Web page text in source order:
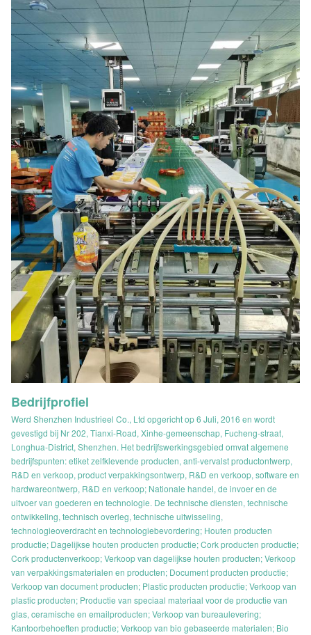
Bedrijfprofiel
Werd Shenzhen Industrieel Co., Ltd opgericht op 6 Juli, 2016 en wordt
gevestigd bij Nr 202, Tianxi-Road, Xinhe-gemeenschap, Fucheng-straat,
Longhua-District, Shenzhen. Het bedrijfswerkingsgebied omvat algemene
bedrijfspunten: etiket zelfklevende producten, anti-vervalst productontwerp,
R&D en verkoop, product verpakkingsontwerp, R&D en verkoop, software en
hardwareontwerp, R&D en verkoop; Nationale handel, de invoer en de
uitvoer van goederen en technologie. De technische diensten, technische
ontwikkeling, technisch overleg, technische uitwisseling,
technologieoverdracht en technologiebevordering; Houten producten
productie; Dagelijkse houten producten productie; Cork producten productie;
Cork productenverkoop; Verkoop van dagelijkse houten producten; Verkoop
van verpakkingsmaterialen en producten; Document producten productie;
Verkoop van document producten; Plastic producten productie; Verkoop van
plastic producten; Productie van speciaal materiaal voor de productie van
glas, ceramische en emailproducten; Verkoop van bureaulevering;
Kantoorbehoeften productie; Verkoop van bio gebaseerde materialen; Bio